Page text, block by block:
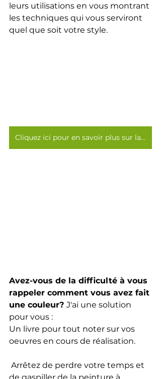
leurs utilisations en vous montrant
les techniques qui vous serviront
quel que soit votre style.
Cliquez ici pour en savoir plus sur la formation sur les pinceaux >>>
Avez-vous de la difficulté à vous
rappeler comment vous avez fait
une couleur? J'ai une solution
pour vous :
Un livre pour tout noter sur vos
oeuvres en cours de réalisation.
Arrêtez de perdre votre temps et